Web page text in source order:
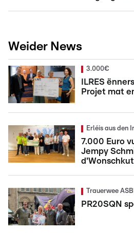
Weider News
3.000€
ILRES
Projet mat
Erléis aus den
7.000 Euro
Jempy
Trauerwee
PR20SQN